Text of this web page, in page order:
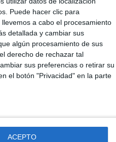
Puede hacer clic para
a cabo el procesamiento
detallada y cambiar sus
algún procesamiento de sus
derecho de rechazar tal
sus preferencias o retirar su
el botón "Privacidad" en la parte
ACEPTO
un